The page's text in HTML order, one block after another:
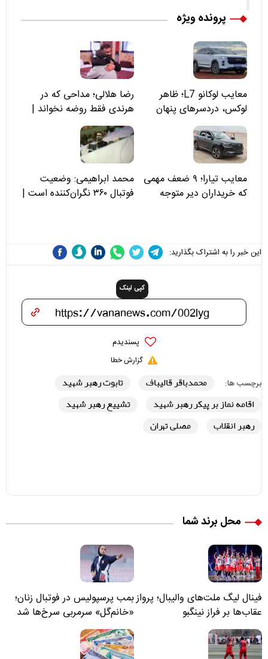
پرونده ویژه
معایب لوکانو L7؛ ظاهر
لوکس، دردسرهای پنهان
رضا هلالی؛ مداحی که در
هرندی فقط روضه نخواند |
مسئولان «تکیه‌گاه آقا مرتضی
علی(ع)» را جدی‌تر ببینند
معایب تیارا؛ ۹ ضعف مهمی
که خریداران دیر متوجه
محمد ابراهیمی: وضعیت
فوتبال ۳۶۰ نگران‌کننده است |
این خبر را به اشتراک بگذارید:
کپی لینک
پسندیدم
گزارش خطا
برچسب ها: محمدباقر قالیباف
تابوت رهبر شهید
اقامه نماز بر پیکر رهبر شهید
تشییع رهبر شهید
رهبر انقلاب
مصلی تهران
محل برند شما
فینال لیگ ملت‌های والیبال؛ پرواز
عقاب‌ها بر فراز نینگبو
بمب پرسپولیس در فوتبال زنان؛
«خانم‌گل» سرمربی سرخ‌ها شد